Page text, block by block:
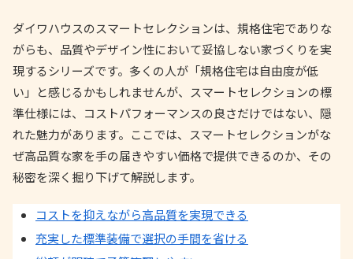
ダイワハウスのスマートセレクションは、規格住宅でありな
がらも、品質やデザイン性において妥協しない家づくりを実
現するシリーズです。多くの人が「規格住宅は自由度が低
い」と感じるかもしれませんが、スマートセレクションの標
準仕様には、コストパフォーマンスの良さだけではない、隠
れた魅力があります。ここでは、スマートセレクションがな
ぜ高品質な家を手の届きやすい価格で提供できるのか、その
秘密を深く掘り下げて解説します。
コストを抑えながら高品質を実現できる
充実した標準装備で選択の手間を省ける